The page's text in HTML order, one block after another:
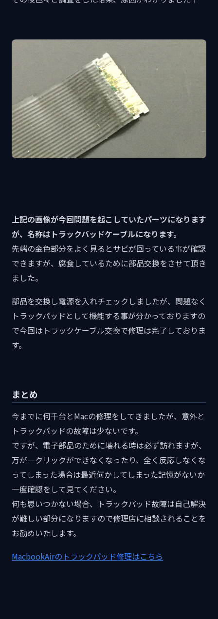
上記の画像が今回問題を起こしていたパーツになります
が、名称はトラックパッドケーブルになります。
先端の金色部分をよく見るとサビが回っている事が確認
できますが、腐食しているために部品交換をさせて頂き
ました。
部品を交換し電源を入れチェックしましたが、問題なく
トラックパッドとして機能する事が分かっておりますの
で今回はトラックケーブル交換で修理は完了しておりま
す。
まとめ
今までに何千台とMacの修理をしてきましたが、意外と
トラックパッドの故障は少ないです。
ですが、電子部品のために壊れる時は必ず訪れますが、
万が一クリックができなくなったり、全く反応しなくな
ってしまった場合は最近何かしてしまった記憶がないか
一度確認をして見てください。
何も思いつかない場合、トラックパッド故障は自己解決
が難しい部分になりますので修理店に相談されることを
お勧めいたします。
MacbookAirのトラックパッド修理はこちら